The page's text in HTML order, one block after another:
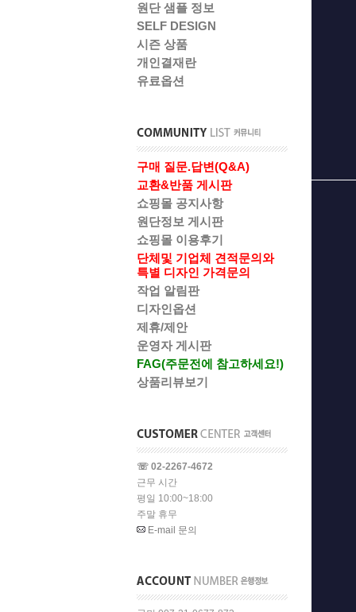
원단 샘플 정보
SELF DESIGN
시즌 상품
개인결재란
유료옵션
구매 질문.답변(Q&A)
교환&반품 게시판
쇼핑몰 공지사항
원단정보 게시판
쇼핑몰 이용후기
단체및 기업체 견적문의와
특별 디자인 가격문의
작업 알림판
디자인옵션
제휴/제안
운영자 게시판
FAG(주문전에 참고하세요!)
상품리뷰보기
☏ 02-2267-4672
근무 시간
평일 10:00~18:00
주말 휴무
E-mail 문의